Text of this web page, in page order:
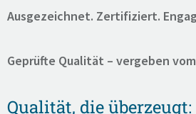
Ausgezeichnet. Zertifiziert.
Geprüfte Qualität – vergeben
Qualität, die überzeugt: